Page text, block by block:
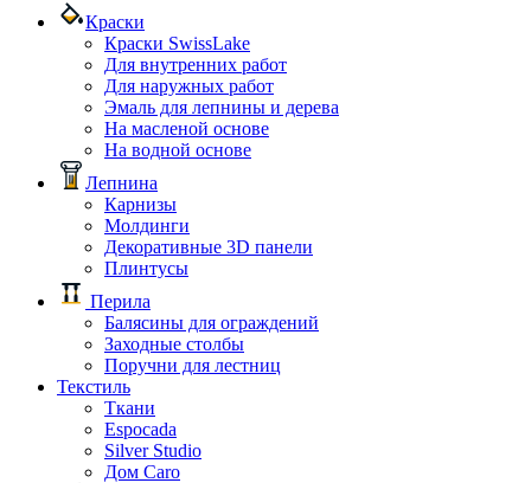
Краски
Краски SwissLake
Для внутренних работ
Для наружных работ
Эмаль для лепнины и дерева
На масленой основе
На водной основе
Лепнина
Карнизы
Молдинги
Декоративные 3D панели
Плинтусы
Перила
Балясины для ограждений
Заходные столбы
Поручни для лестниц
Текстиль
Ткани
Espocada
Silver Studio
Дом Caro